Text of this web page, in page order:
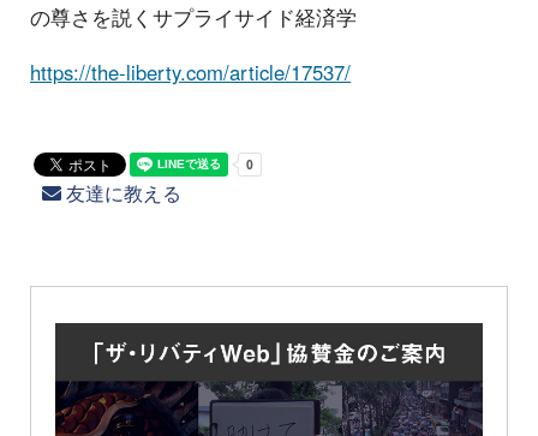
の尊さを説くサプライサイド経済学
https://the-liberty.com/article/17537/
友達に教える